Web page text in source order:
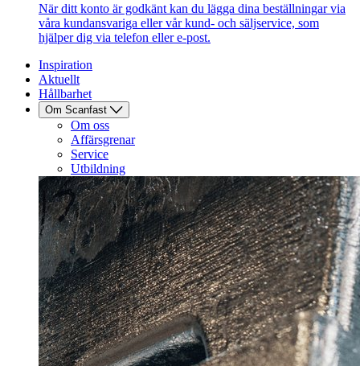
När ditt konto är godkänt kan du lägga dina beställningar via
våra kundansvariga eller vår kund- och säljservice, som
hjälper dig via telefon eller e-post.
Inspiration
Aktuellt
Hållbarhet
Om Scanfast
Om oss
Affärsgrenar
Service
Utbildning